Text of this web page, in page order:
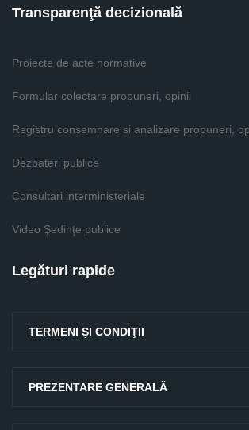
Transparenţă decizională
Proiecte de acte normative
Formular colectare propuneri, opinii
Registru consemnare si analizare propuneri,
Dezbateri publice
Consultari interministeriale
Video Şedinţe publice
Legături rapide
TERMENI ŞI CONDIŢII
PREZENTARE GENERALĂ